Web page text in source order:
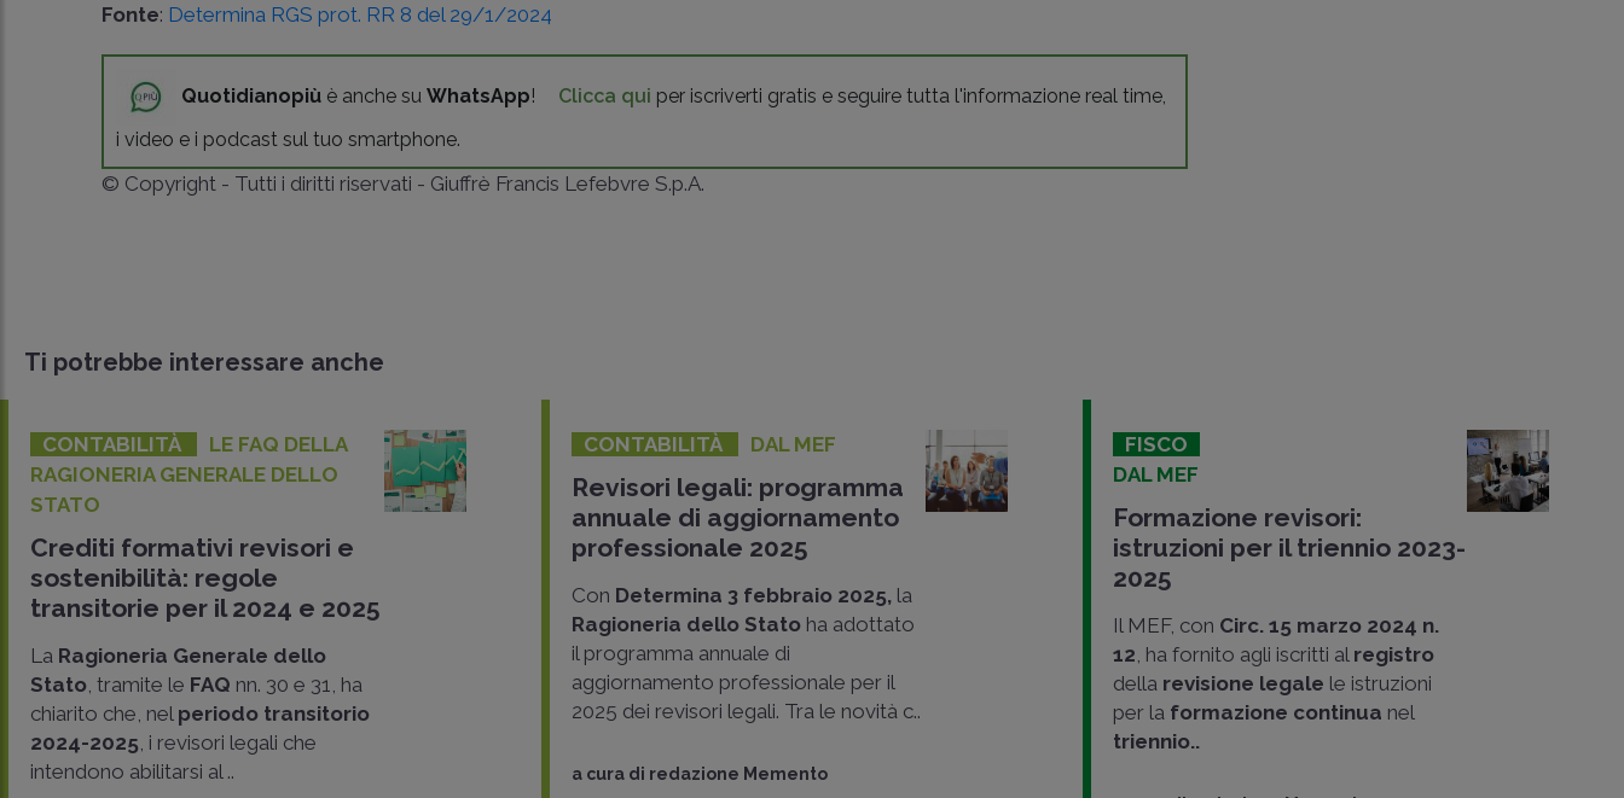
CONDIVIDI
SU
Fonte: Determina RGS prot. RR 8 del 29/1/2024
Quotidianopiù è anche suWhatsApp! Clicca qui per iscriverti gratis e seguire tutta l'informazione real time,
i video e i podcast sul tuo smartphone.
© Copyright - Tutti i diritti riservati - Giuffrè Francis Lefebvre S.p.A.
Ti potrebbe interessare anche
CONTABILITÀ
LE FAQ DELLA
RAGIONERIA GENERALE DELLO
STATO
Crediti formativi revisori e
sostenibilità: regole
transitorie per il 2024 e 2025
La Ragioneria Generale dello
Stato, tramite le FAQ nn. 30 e 31, ha
chiarito che, nel periodo transitorio
2024-2025, i revisori legali che
intendono abilitarsi al ..
CONTABILITÀ DAL MEF
Revisori legali: programma
annuale di aggiornamento
professionale 2025
Con Determina 3 febbraio 2025, la
Ragioneria dello Stato ha adottato
il programma annuale di
aggiornamento professionale per il
2025 dei revisori legali. Tra le novità c..
a cura di redazione Memento
FISCO
DAL MEF
Formazione revisori:
istruzioni per il triennio 2023-
2025
Il MEF, con Circ. 15 marzo 2024 n.
12, ha fornito agli iscritti al registro
della revisione legale le istruzioni
per la formazione continua nel
triennio..